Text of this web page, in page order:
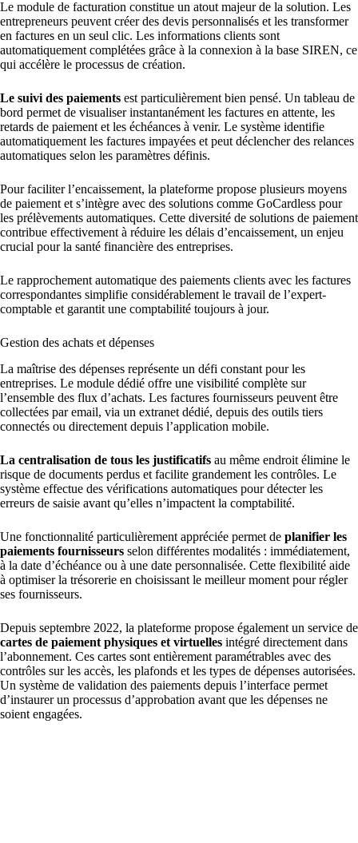
Le module de facturation constitue un atout majeur de la solution. Les
entrepreneurs peuvent créer des devis personnalisés et les transformer
en factures en un seul clic. Les informations clients sont
automatiquement complétées grâce à la connexion à la base SIREN, ce
qui accélère le processus de création.
Le suivi des paiements est particulièrement bien pensé. Un tableau de
bord permet de visualiser instantanément les factures en attente, les
retards de paiement et les échéances à venir. Le système identifie
automatiquement les factures impayées et peut déclencher des relances
automatiques selon les paramètres définis.
Pour faciliter l’encaissement, la plateforme propose plusieurs moyens
de paiement et s’intègre avec des solutions comme GoCardless pour
les prélèvements automatiques. Cette diversité de solutions de paiement
contribue effectivement à réduire les délais d’encaissement, un enjeu
crucial pour la santé financière des entreprises.
Le rapprochement automatique des paiements clients avec les factures
correspondantes simplifie considérablement le travail de l’expert-
comptable et garantit une comptabilité toujours à jour.
Gestion des achats et dépenses
La maîtrise des dépenses représente un défi constant pour les
entreprises. Le module dédié offre une visibilité complète sur
l’ensemble des flux d’achats. Les factures fournisseurs peuvent être
collectées par email, via un extranet dédié, depuis des outils tiers
connectés ou directement depuis l’application mobile.
La centralisation de tous les justificatifs au même endroit élimine le
risque de documents perdus et facilite grandement les contrôles. Le
système effectue des vérifications automatiques pour détecter les
erreurs de saisie avant qu’elles n’impactent la comptabilité.
Une fonctionnalité particulièrement appréciée permet de planifier les
paiements fournisseurs selon différentes modalités : immédiatement,
à la date d’échéance ou à une date personnalisée. Cette flexibilité aide
à optimiser la trésorerie en choisissant le meilleur moment pour régler
ses fournisseurs.
Depuis septembre 2022, la plateforme propose également un service de
cartes de paiement physiques et virtuelles intégré directement dans
l’abonnement. Ces cartes sont entièrement paramétrables avec des
contrôles sur les accès, les plafonds et les types de dépenses autorisées.
Un système de validation des paiements depuis l’interface permet
d’instaurer un processus d’approbation avant que les dépenses ne
soient engagées.